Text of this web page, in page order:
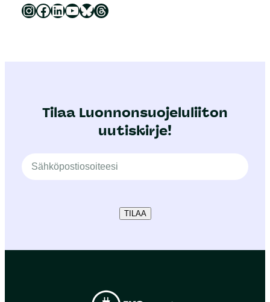
Luonnonsuojeluliitto Instagramissa Luonnonsuojeluliitto Facebookissa Luonnonsuojeluliitto LinkedInissä Luonnonsuojeluliiton YouTube-kanava Luonnonsuojeluliitto Blueskyssa Luonnonsuojeluliitto Threadsissa
Tilaa Luonnonsuojeluliiton
uutiskirje!
TILAA